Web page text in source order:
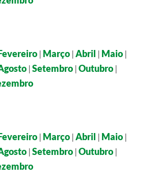
| Março |Abril | Maio |
|Setembro |Outubro |
| Março |Abril | Maio |
|Setembro |Outubro |